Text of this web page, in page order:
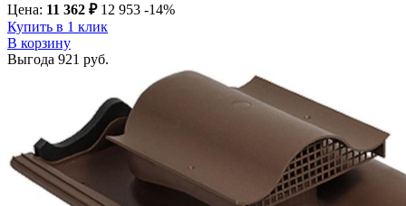
Цена: 11 362 ₽ 12 953 -14%
Купить в 1 клик
В корзину
Выгода 921 руб.